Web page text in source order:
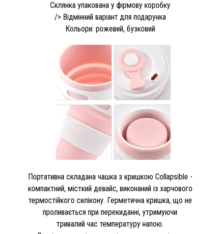
Склянка упакована у фірмову коробку
/> Відмінний варіант для подарунка
Кольори: рожевий, бузковий
Портативна складана чашка з кришкою Collapsible -
компактний, місткий девайс, виконаний із харчового
термостійкого силікону. Герметична кришка, що не
проливається при перекиданні, утримуючи
тривалий час температуру напою.